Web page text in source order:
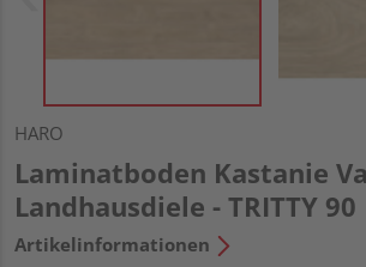
HARO
Laminatboden Kastanie
Landhausdiele - TRITTY 90
Artikelinformationen